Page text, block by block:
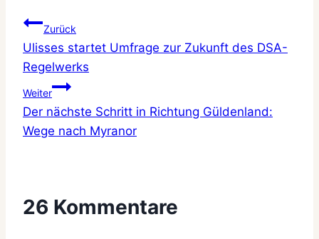
Beitragsnavigation
Zurück
Ulisses startet Umfrage zur Zukunft des DSA-
Regelwerks
Weiter
Der nächste Schritt in Richtung Güldenland:
Wege nach Myranor
26 Kommentare